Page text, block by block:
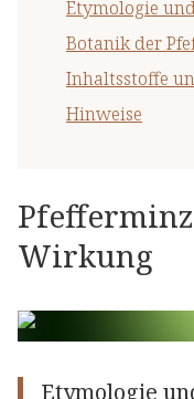
Etymologie
Botanik der
Inhaltsstoffe
Hinweise
Wirkung
Etymologie